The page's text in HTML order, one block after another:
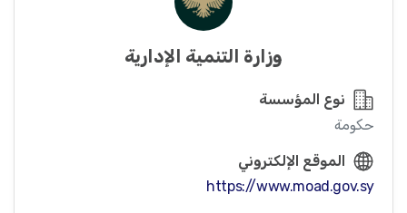
وزارة التنمية الإدارية
نوع المؤسسة
حكومة
الموقع الإلكتروني
https://www.moad.gov.sy